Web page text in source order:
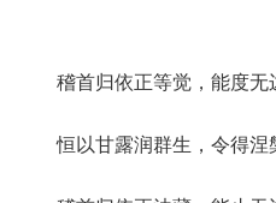
稽首归依正等觉，能度无
恒以甘露润群生，令得涅